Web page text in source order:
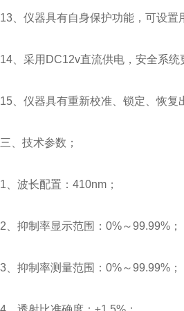
13、仪器具有自身保护功能，可设
14、采用DC12v直流供电，安全系
15、仪器具有重新校准、锁定、恢复
三、技术参数；
1、波长配置：410nm；
2、抑制率显示范围：0%～99.99%；
3、抑制率测量范围：0%～99.99%；